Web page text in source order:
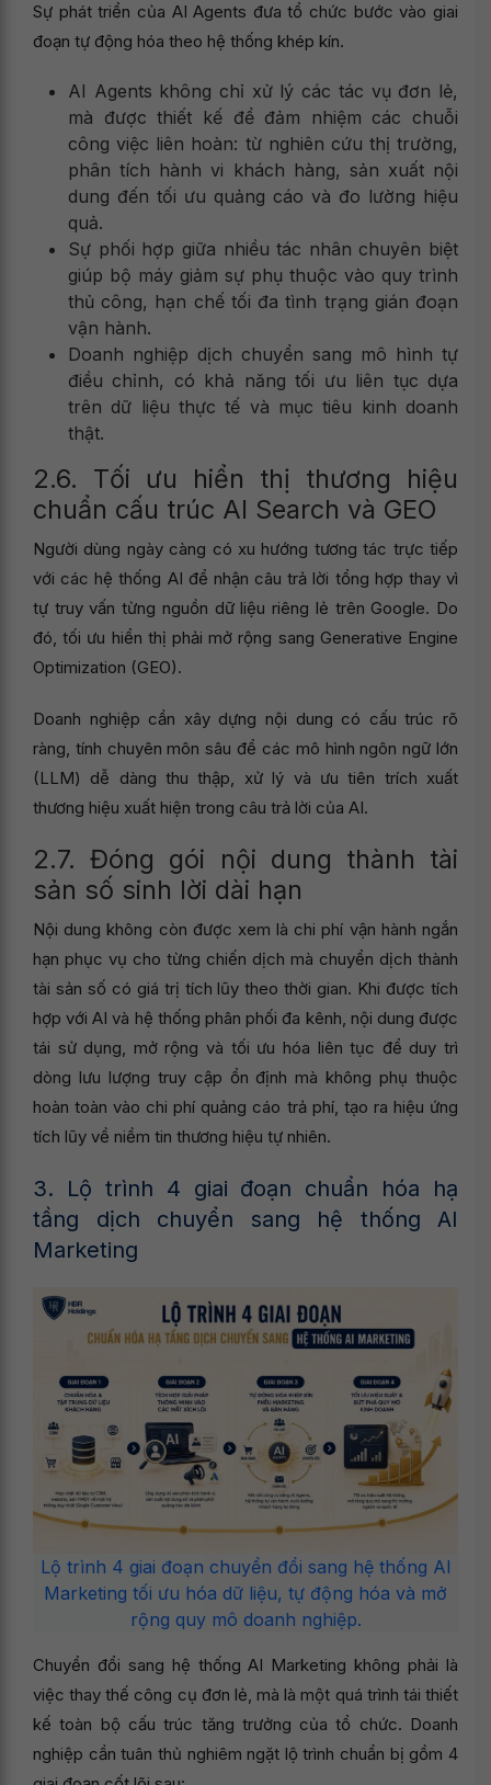
Sự phát triển của AI Agents đưa tổ chức bước vào giai
đoạn tự động hóa theo hệ thống khép kín.
AI Agents không chỉ xử lý các tác vụ đơn lẻ,
mà được thiết kế để đảm nhiệm các chuỗi
công việc liên hoàn: từ nghiên cứu thị trường,
phân tích hành vi khách hàng, sản xuất nội
dung đến tối ưu quảng cáo và đo lường hiệu
quả.
Sự phối hợp giữa nhiều tác nhân chuyên biệt
giúp bộ máy giảm sự phụ thuộc vào quy trình
thủ công, hạn chế tối đa tình trạng gián đoạn
vận hành.
Doanh nghiệp dịch chuyển sang mô hình tự
điều chỉnh, có khả năng tối ưu liên tục dựa
trên dữ liệu thực tế và mục tiêu kinh doanh
thật.
2.6. Tối ưu hiển thị thương hiệu
chuẩn cấu trúc AI Search và GEO
Người dùng ngày càng có xu hướng tương tác trực tiếp
với các hệ thống AI để nhận câu trả lời tổng hợp thay vì
tự truy vấn từng nguồn dữ liệu riêng lẻ trên Google. Do
đó, tối ưu hiển thị phải mở rộng sang Generative Engine
Optimization (GEO).
Doanh nghiệp cần xây dựng nội dung có cấu trúc rõ
ràng, tính chuyên môn sâu để các mô hình ngôn ngữ lớn
(LLM) dễ dàng thu thập, xử lý và ưu tiên trích xuất
thương hiệu xuất hiện trong câu trả lời của AI.
2.7. Đóng gói nội dung thành tài
sản số sinh lời dài hạn
Nội dung không còn được xem là chi phí vận hành ngắn
hạn phục vụ cho từng chiến dịch mà chuyển dịch thành
tài sản số có giá trị tích lũy theo thời gian. Khi được tích
hợp với AI và hệ thống phân phối đa kênh, nội dung được
tái sử dụng, mở rộng và tối ưu hóa liên tục để duy trì
dòng lưu lượng truy cập ổn định mà không phụ thuộc
hoàn toàn vào chi phí quảng cáo trả phí, tạo ra hiệu ứng
tích lũy về niềm tin thương hiệu tự nhiên.
3. Lộ trình 4 giai đoạn chuẩn hóa hạ
tầng dịch chuyển sang hệ thống AI
Marketing
Lộ trình 4 giai đoạn chuyển đổi sang hệ thống AI
Marketing tối ưu hóa dữ liệu, tự động hóa và mở
rộng quy mô doanh nghiệp.
Chuyển đổi sang hệ thống AI Marketing không phải là
việc thay thế công cụ đơn lẻ, mà là một quá trình tái thiết
kế toàn bộ cấu trúc tăng trưởng của tổ chức. Doanh
nghiệp cần tuân thủ nghiêm ngặt lộ trình chuẩn bị gồm 4